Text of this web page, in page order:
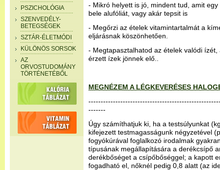
PSZICHOLÓGIA
SZENVEDÉLY-
BETEGSÉGEK
SZTÁR-ÉLETMÓDI
KÜLÖNÖS SORSOK
AZ
ORVOSTUDOMÁNY
TÖRTÉNETÉBŐL
- Mikró helyett is jó, mindent tud, amit
bele alufóliát, vagy akár tepsit is
- Megőrzi az ételek vitamintartalmát a
eljárásnak köszönhetően.
- Megtapasztalhatod az ételek valódi
érzett ízek jönnek elő..
MEGNÉZEM A LÉGKEVERÉSES
-------
Úgy számíthatjuk ki, ha a testsúlyunkat
kifejezett testmagasságunk négyzetével
fogyókúrával foglalkozó irodalmak
típusának megállapítására a derékcsípő
derékbőséget a csípőbőséggel; a kapott
fogadható el, nőknél pedig 0,8 alatt (az